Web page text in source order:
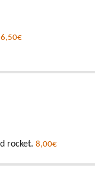
6,50€
rocket. 8,00€